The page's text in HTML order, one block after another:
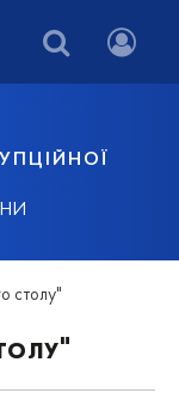
столу"